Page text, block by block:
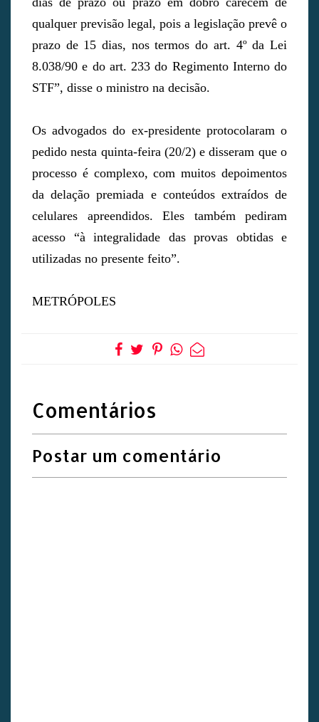
qualquer previsão legal, pois a legislação prevê o
prazo de 15 dias, nos termos do art. 4º da Lei
8.038/90 e do art. 233 do Regimento Interno do
STF”, disse o ministro na decisão.
Os advogados do ex-presidente protocolaram o
pedido nesta quinta-feira (20/2) e disseram que o
processo é complexo, com muitos depoimentos
da delação premiada e conteúdos extraídos de
celulares apreendidos. Eles também pediram
acesso “à integralidade das provas obtidas e
utilizadas no presente feito”.
METRÓPOLES
Comentários
Postar um comentário